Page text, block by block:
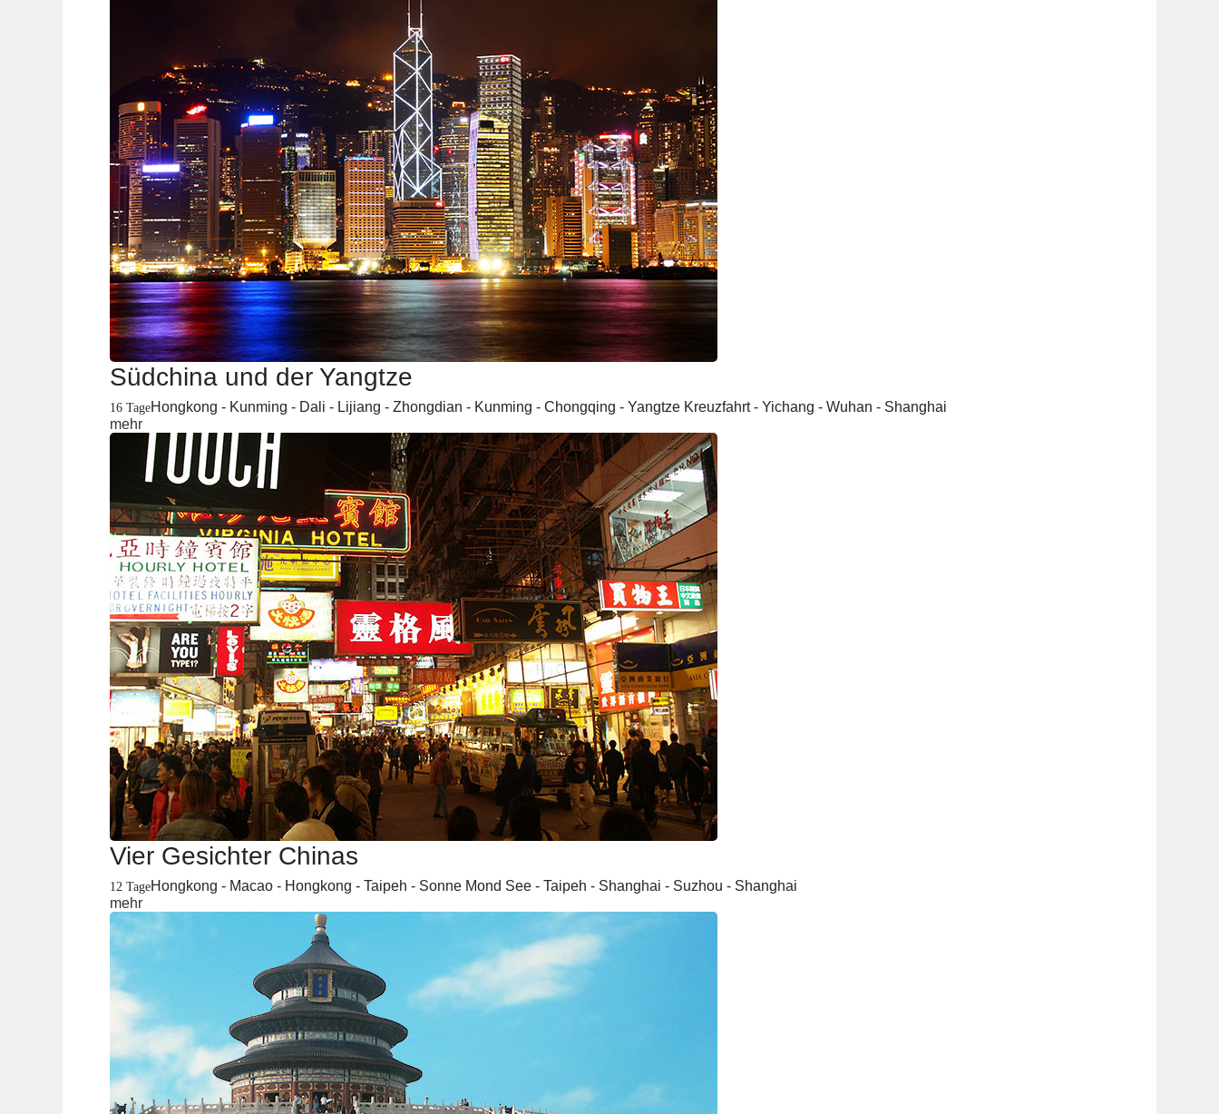
Südchina und der Yangtze
16 TageHongkong - Kunming - Dali - Lijiang - Zhongdian - Kunming - Chongqing - Yangtze Kreuzfahrt - Yichang - Wuhan - Shanghai
mehr
Vier Gesichter Chinas
12 TageHongkong - Macao - Hongkong - Taipeh - Sonne Mond See - Taipeh - Shanghai - Suzhou - Shanghai
mehr